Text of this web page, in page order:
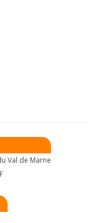
Val de Marne